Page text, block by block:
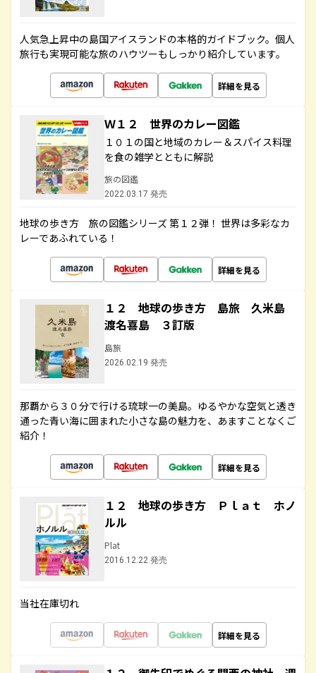
人気急上昇中の島国アイスランドの本格的ガイドブック。個人
旅行も実現可能な旅のハウツーもしっかり紹介しています。
詳細を見る
Ｗ１２ 世界のカレー図鑑
１０１の国と地域のカレー＆スパイス料理
を食の雑学とともに解説
旅の図鑑
2022.03.17 発売
地球の歩き方 旅の図鑑シリーズ 第１２弾！ 世界は多彩なカ
レーであふれている！
詳細を見る
１２ 地球の歩き方 島旅 久米島
渡名喜島 ３訂版
島旅
2026.02.19 発売
那覇から３０分で行ける琉球一の美島。ゆるやかな空気と透き
通った青い海に囲まれた小さな島の魅力を、あますことなくご
紹介！
詳細を見る
１２ 地球の歩き方 Ｐｌａｔ ホノ
ルル
Plat
2016.12.22 発売
当社在庫切れ
詳細を見る